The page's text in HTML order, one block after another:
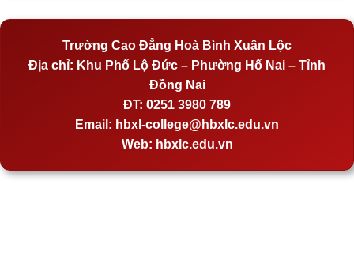
Trường Cao Đẳng Hoà Bình Xuân Lộc
Địa chỉ: Khu Phố Lộ Đức – Phường Hố Nai – Tỉnh
Đồng Nai
ĐT: 0251 3980 789
Email: hbxl-college@hbxlc.edu.vn
Web: hbxlc.edu.vn